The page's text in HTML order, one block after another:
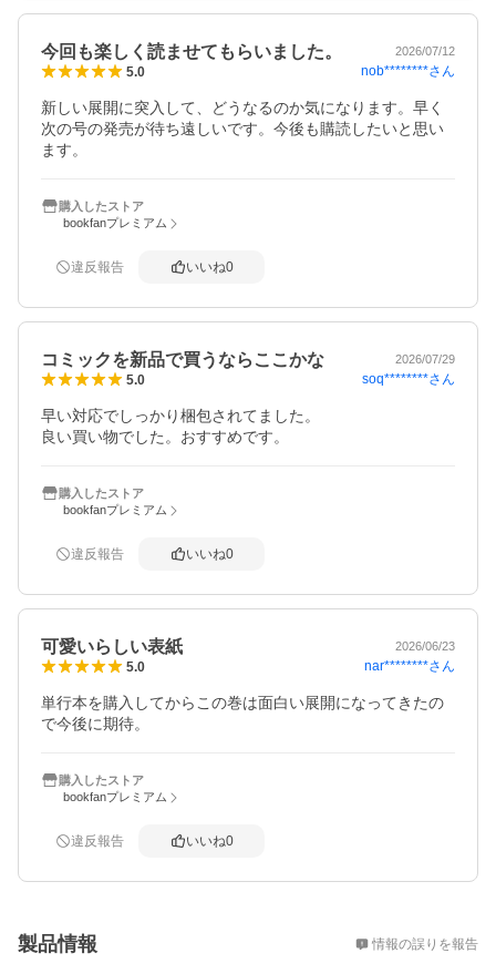
今回も楽しく読ませてもらいました。 2026/07/12
5.0 nob********さん
新しい展開に突入して、どうなるのか気になります。早く
次の号の発売が待ち遠しいです。今後も購読したいと思い
ます。
購入したストア
bookfanプレミアム
違反報告 いいね0
コミックを新品で買うならここかな 2026/07/29
5.0 soq********さん
早い対応でしっかり梱包されてました。
良い買い物でした。おすすめです。
購入したストア
bookfanプレミアム
違反報告 いいね0
可愛いらしい表紙 2026/06/23
5.0 nar********さん
単行本を購入してからこの巻は面白い展開になってきたの
で今後に期待。
購入したストア
bookfanプレミアム
違反報告 いいね0
製品情報 情報の誤りを報告